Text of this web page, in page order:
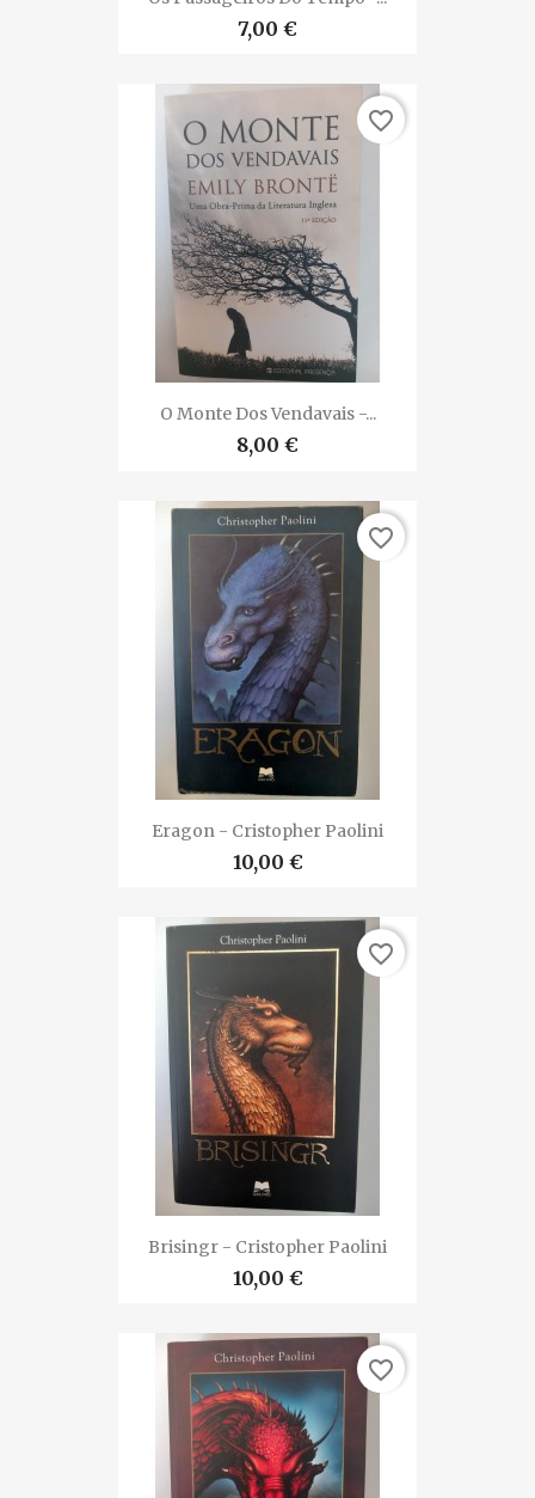
7,00 €
O Monte Dos Vendavais -...
8,00 €
favorite_border
Eragon - Cristopher Paolini
10,00 €
favorite_border
Brisingr - Cristopher Paolini
10,00 €
favorite_border
favorite_border